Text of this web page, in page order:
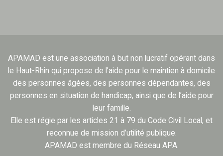
APAMAD est une association à but non lucratif opérant dans
le Haut-Rhin qui propose de l’aide pour le maintien à domicile
des personnes âgées, des personnes dépendantes, des
personnes en situation de handicap, ainsi que de l’aide pour
leur famille.
Elle est régie par les articles 21 à 79 du Code Civil Local, et
reconnue de mission d’utilité publique.
APAMAD est membre du Réseau APA.